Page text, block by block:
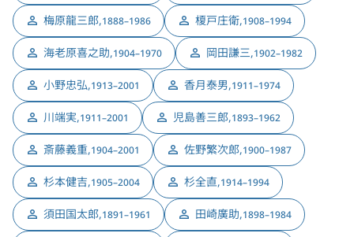
梅原龍三郎,1888–1986 榎戸庄衛,1908–1994
海老原喜之助,1904–1970 岡田謙三,1902–1982
小野忠弘,1913–2001 香月泰男,1911–1974
川端実,1911–2001 児島善三郎,1893–1962
斎藤義重,1904–2001 佐野繁次郎,1900–1987
杉本健吉,1905–2004 杉全直,1914–1994
須田国太郎,1891–1961 田崎廣助,1898–1984